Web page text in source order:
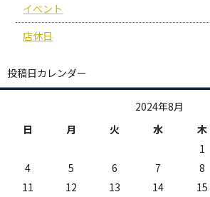
イベント
店休日
投稿日カレンダー
2024年8月
日
月 火 水 木
1
4
5 6 7 8
11
12 13 14 15